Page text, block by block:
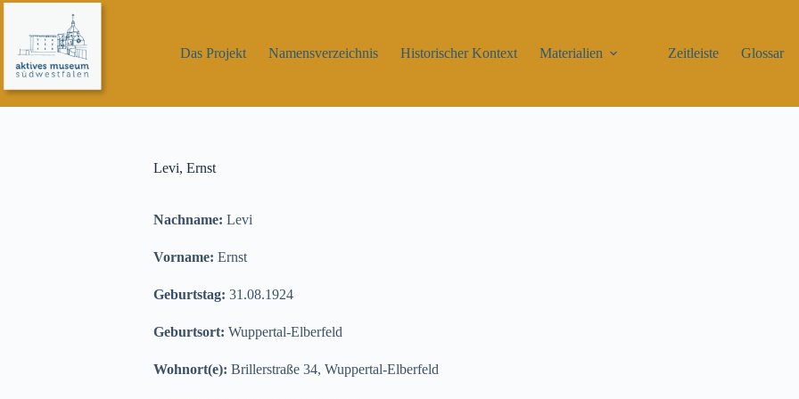
Zum
springen
Das Projekt
Namensverzeichnis Historischer Kontext Materialien Zeitleiste Glossar
Levi, Ernst
Nachname: Levi
Vorname: Ernst
Geburtstag: 31.08.1924
Geburtsort: Wuppertal-Elberfeld
Wohnort(e): Brillerstraße 34, Wuppertal-Elberfeld